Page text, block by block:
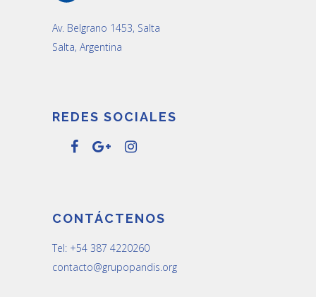
Av. Belgrano 1453, Salta
Salta, Argentina
REDES SOCIALES
CONTÁCTENOS
Tel: +54 387 4220260
contacto@grupopandis.org